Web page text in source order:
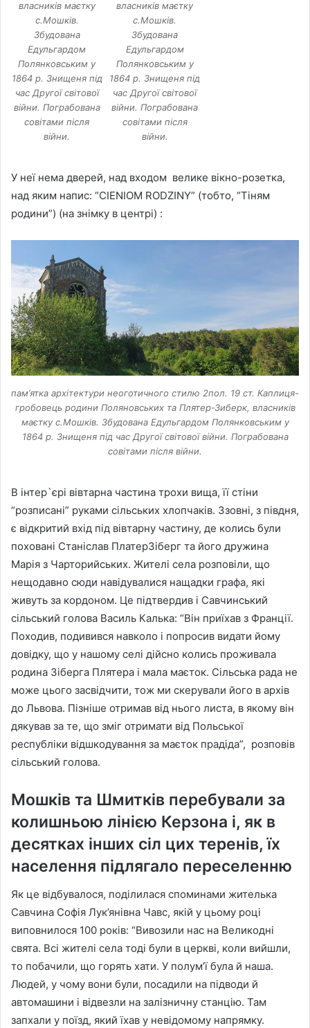
власників маєтку
с.Мошків.
Збудована
Едульгардом
Полянковським у
1864 р. Знищеня під
час Другої світової
війни. Пограбована
совітами після
війни.
власників маєтку
с.Мошків.
Збудована
Едульгардом
Полянковським у
1864 р. Знищеня під
час Другої світової
війни. Пограбована
совітами після
війни.
У неї нема дверей, над входом велике вікно-розетка,
над яким напис: “CIENIOM RODZINY” (тобто, “Тіням
родини”) (на знімку в центрі) :
пам’ятка архітектури неоготичного стилю 2пол. 19 ст. Каплиця-
гробовець родини Поляновських та Плятер-Зиберк, власників
маєтку с.Мошків. Збудована Едульгардом Полянковським у
1864 р. Знищеня під час Другої світової війни. Пограбована
совітами після війни.
В інтер`єрі вівтарна частина трохи вища, її стіни
“розписані” руками сільських хлопчаків. Ззовні, з півдня,
є відкритий вхід під вівтарну частину, де колись були
поховані Станіслав ПлатерЗіберг та його дружина
Марія з Чарторийських. Жителі села розповіли, що
нещодавно сюди навідувалися нащадки графа, які
живуть за кордоном. Це підтвердив і Савчинський
сільський голова Василь Калька: “Він приїхав з Франції.
Походив, подивився навколо і попросив видати йому
довідку, що у нашому селі дійсно колись проживала
родина Зіберга Плятера і мала маєток. Сільська рада не
може цього засвідчити, тож ми скерували його в архів
до Львова. Пізніше отримав від нього листа, в якому він
дякував за те, що зміг отримати від Польської
республіки відшкодування за маєток прадіда”, розповів
сільський голова.
Мошків та Шмитків перебували за
колишньою лінією Керзона і, як в
десятках інших сіл цих теренів, їх
населення підлягало переселенню
Як це відбувалося, поділилася споминами жителька
Савчина Софія Лук’янівна Чавс, якій у цьому році
виповнилося 100 років: “Вивозили нас на Великодні
свята. Всі жителі села тоді були в церкві, коли вийшли,
то побачили, що горять хати. У полум’ї була й наша.
Людей, у чому вони були, посадили на підводи й
автомашини і відвезли на залізничну станцію. Там
запхали у поїзд, який їхав у невідомому напрямку.